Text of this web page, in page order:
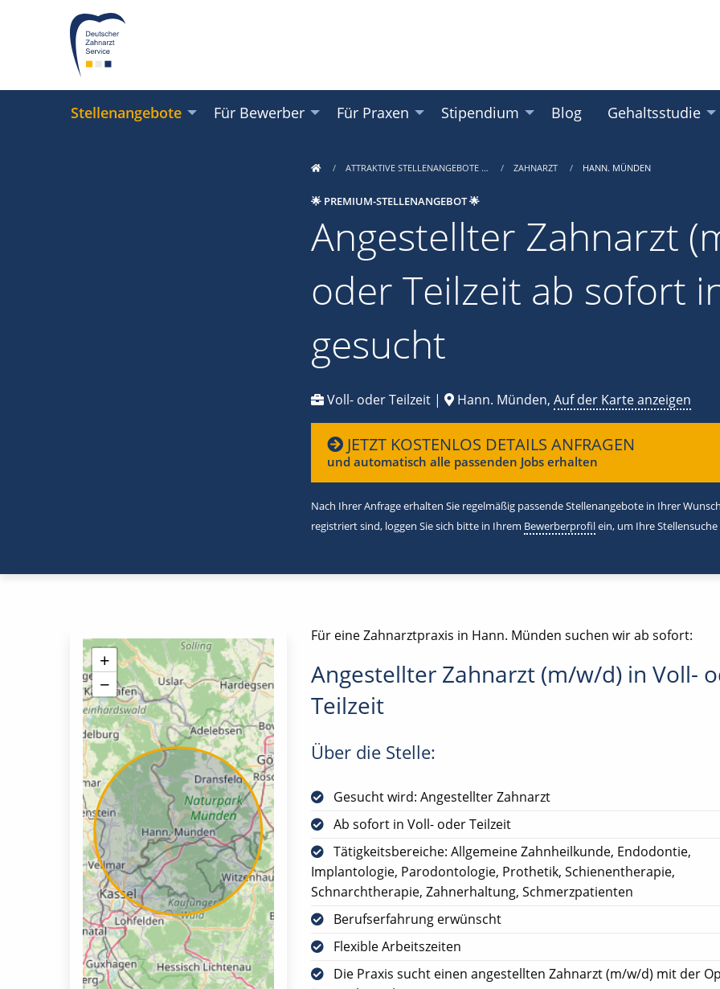
Stellenangebote Für Bewerber Für Praxen Stipendium Blog Gehaltsstudie
ATTRAKTIVE STELLENANGEBOTE … ZAHNARZT HANN. MÜNDEN
🌟 PREMIUM-STELLENANGEBOT 🌟
Angestellter Zahnarzt
oder Teilzeit ab sofort
gesucht
Voll- oder Teilzeit | Hann. Münden, Auf der Karte anzeigen
JETZT KOSTENLOS DETAILS ANFRAGEN
und automatisch alle passenden Jobs erhalten
Nach Ihrer Anfrage erhalten Sie regelmäßig passende Stellenangebote in Ihrer
registriert sind, loggen Sie sich bitte in Ihrem Bewerberprofilein, um Ihre
Für eine Zahnarztpraxis in Hann. Münden suchen wir ab sofort:
Angestellter Zahnarzt (m/w/d) in Voll-
Teilzeit
Über die Stelle:
Gesucht wird: Angestellter Zahnarzt
Ab sofort in Voll- oder Teilzeit
Tätigkeitsbereiche: Allgemeine Zahnheilkunde, Endodontie,
Implantologie, Parodontologie, Prothetik, Schienentherapie,
Schnarchtherapie, Zahnerhaltung, Schmerzpatienten
Berufserfahrung erwünscht
Flexible Arbeitszeiten
Die Praxis sucht einen angestellten Zahnarzt (m/w/d) mit der
+
−